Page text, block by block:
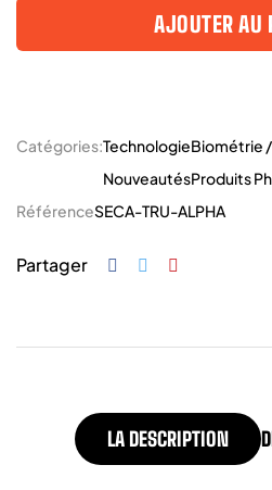
AJOUTER AU
Catégories:TechnologieBiométrie
NouveautésProduits
RéférenceSECA-TRU-ALPHA
Partager
LA DESCRIPTION